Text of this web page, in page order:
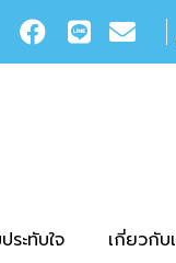
ระทับใจ เกี่ยวกับ